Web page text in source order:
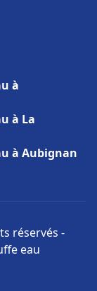
à
à La
à Aubignan
réservés -
eau